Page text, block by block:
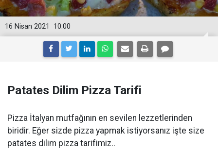
10:00
16 Nisan 2021
Patates Dilim Pizza Tarifi
Pizza İtalyan mutfağının en sevilen lezzetlerinden
biridir. Eğer sizde pizza yapmak istiyorsanız işte size
patates dilim pizza tarifimiz..